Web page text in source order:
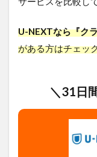
U-NEXTなら『ク
がある方はチェッ
＼31日